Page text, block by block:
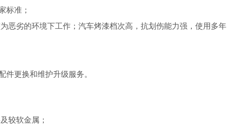
标准；
恶劣的环境下工作； 汽车烤漆档次高 ，抗划伤能力强，使用多年
件更换和维护升级服务。
较软金属 ；